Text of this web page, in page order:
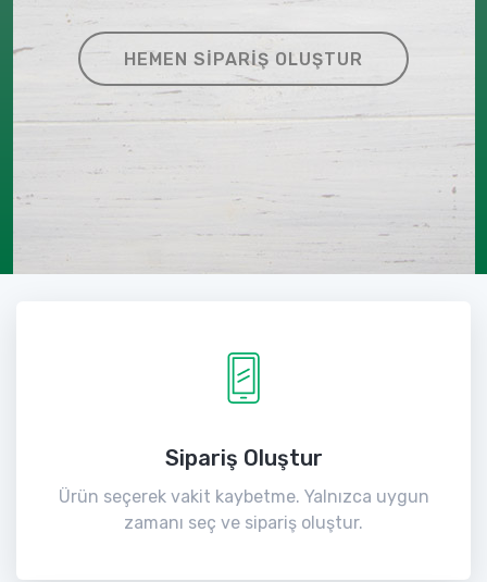
HEMEN SIPARIŞ OLUŞTUR
Sipariş Oluştur
Ürün seçerek vakit kaybetme. Yalnızca uygun
zamanı seç ve sipariş oluştur.